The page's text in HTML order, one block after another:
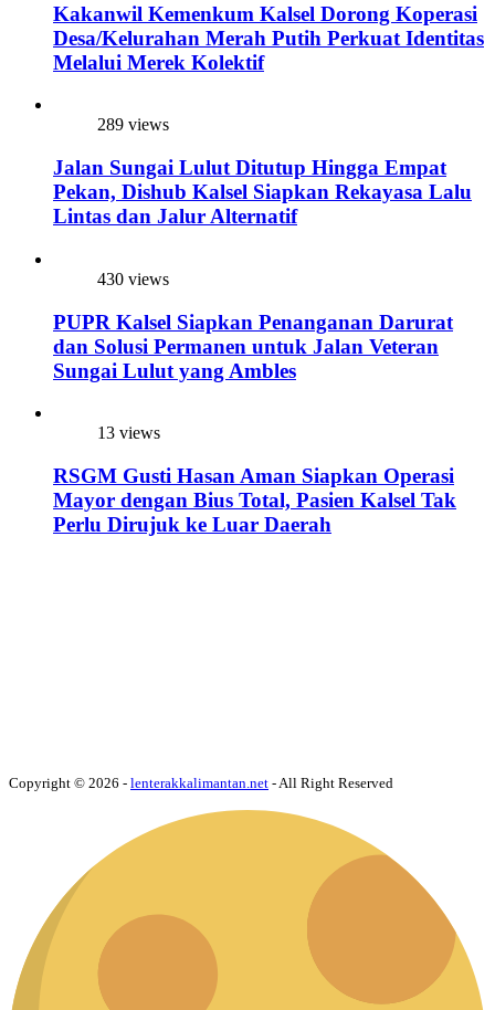
Kakanwil Kemenkum Kalsel Dorong Koperasi
Desa/Kelurahan Merah Putih Perkuat Identitas
Melalui Merek Kolektif
289 views
Jalan Sungai Lulut Ditutup Hingga Empat
Pekan, Dishub Kalsel Siapkan Rekayasa Lalu
Lintas dan Jalur Alternatif
430 views
PUPR Kalsel Siapkan Penanganan Darurat
dan Solusi Permanen untuk Jalan Veteran
Sungai Lulut yang Ambles
13 views
RSGM Gusti Hasan Aman Siapkan Operasi
Mayor dengan Bius Total, Pasien Kalsel Tak
Perlu Dirujuk ke Luar Daerah
Copyright © 2026 - lenterakkalimantan.net - All Right Reserved